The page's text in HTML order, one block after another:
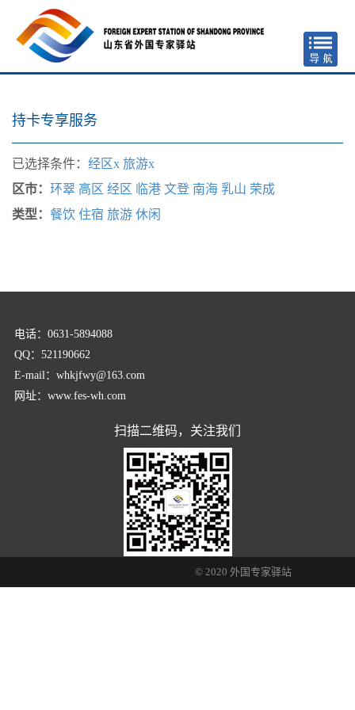
持卡专享服务
已选择条件： 经区x 旅游x
区市： 环翠 高区 经区 临港 文登 南海 乳山 荣成
类型： 餐饮 住宿 旅游 休闲
电话：0631-5894088
QQ：521190662
E-mail：whkjfwy@163.com
网址：www.fes-wh.com
扫描二维码，关注我们
© 2020 外国专家驿站